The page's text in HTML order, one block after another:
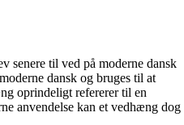
senere til ved på moderne dansk
dansk og bruges til at
oprindeligt refererer til en
anvendelse kan et vedhæng dog